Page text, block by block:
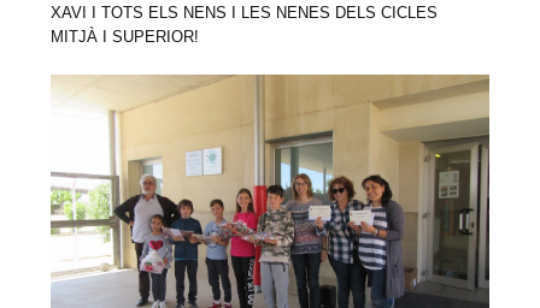
XAVI I TOTS ELS NENS I LES NENES DELS CICLES
MITJÀ I SUPERIOR!